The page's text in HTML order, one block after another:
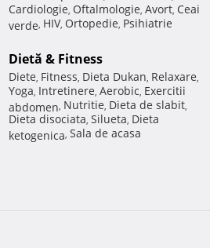
Cardiologie, Oftalmologie, Avort, Ceai
verde, HIV, Ortopedie, Psihiatrie
Dietă & Fitness
Diete, Fitness, Dieta Dukan, Relaxare,
Yoga, Intretinere, Aerobic, Exercitii
abdomen, Nutritie, Dieta de slabit,
Dieta disociata, Silueta, Dieta
ketogenica, Sala de acasa